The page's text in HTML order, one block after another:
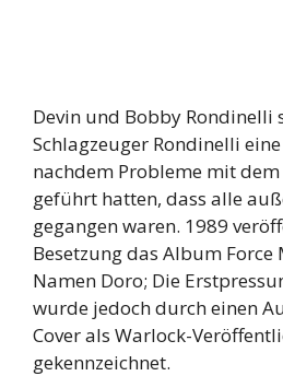
Devin und Bobby Rondinelli
Schlagzeuger Rondinelli
nachdem Probleme mit
geführt hatten, dass alle
gegangen waren. 1989
Besetzung das Album
Namen Doro; Die
wurde jedoch durch einen
Cover als Warlock-
gekennzeichnet.